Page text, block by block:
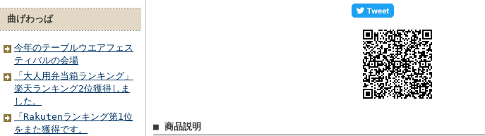
曲げわっぱ
今年のテーブルウエアフェス
ティバルの会場
「大人用弁当箱ランキング」
楽天ランキング2位獲得しま
した。
「Rakutenランキング第1位
をまた獲得です。
■ 商品説明